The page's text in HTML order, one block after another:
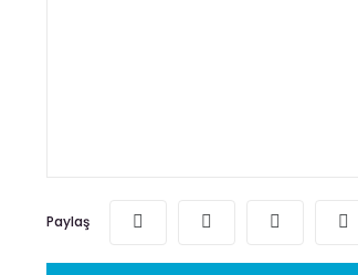
Paylaş